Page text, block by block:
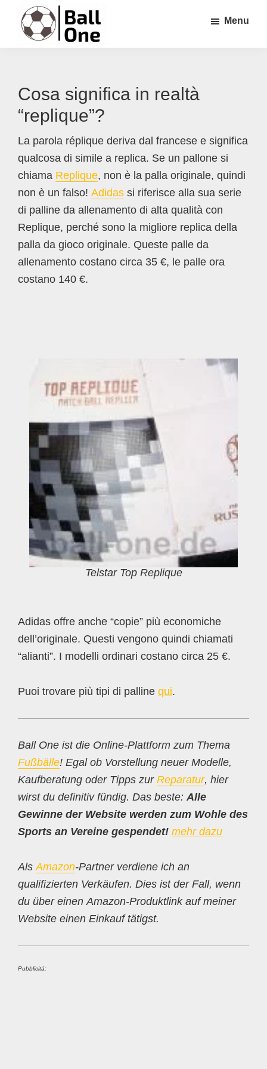
Passa
contenuto
Passa
Passa
Menu
Cosa significa in realtà
“replique”?
La parola réplique deriva dal francese e significa
qualcosa di simile a replica. Se un pallone si
chiama Replique, non è la palla originale, quindi
non è un falso! Adidas si riferisce alla sua serie
di palline da allenamento di alta qualità con
Replique, perché sono la migliore replica della
palla da gioco originale. Queste palle da
allenamento costano circa 35 €, le palle ora
costano 140 €.
Telstar Top Replique
Adidas offre anche “copie” più economiche
dell’originale. Questi vengono quindi chiamati
“alianti”. I modelli ordinari costano circa 25 €.
Puoi trovare più tipi di palline qui.
Ball One ist die Online-Plattform zum Thema
Fußbälle! Egal ob Vorstellung neuer Modelle,
Kaufberatung oder Tipps zur Reparatur, hier
wirst du definitiv fündig. Das beste: Alle
Gewinne der Website werden zum Wohle des
Sports an Vereine gespendet! mehr dazu
AlsAmazon-Partner verdiene ich an
qualifizierten Verkäufen. Dies ist der Fall, wenn
du über einen Amazon-Produktlink auf meiner
Website einen Einkauf tätigst.
Pubblicità: